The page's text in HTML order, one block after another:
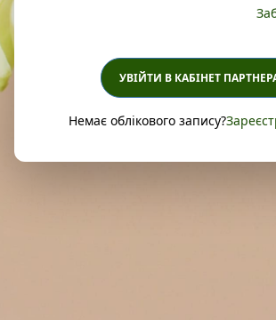
УВІЙТИ В КАБІНЕТ
Немає облікового запису?